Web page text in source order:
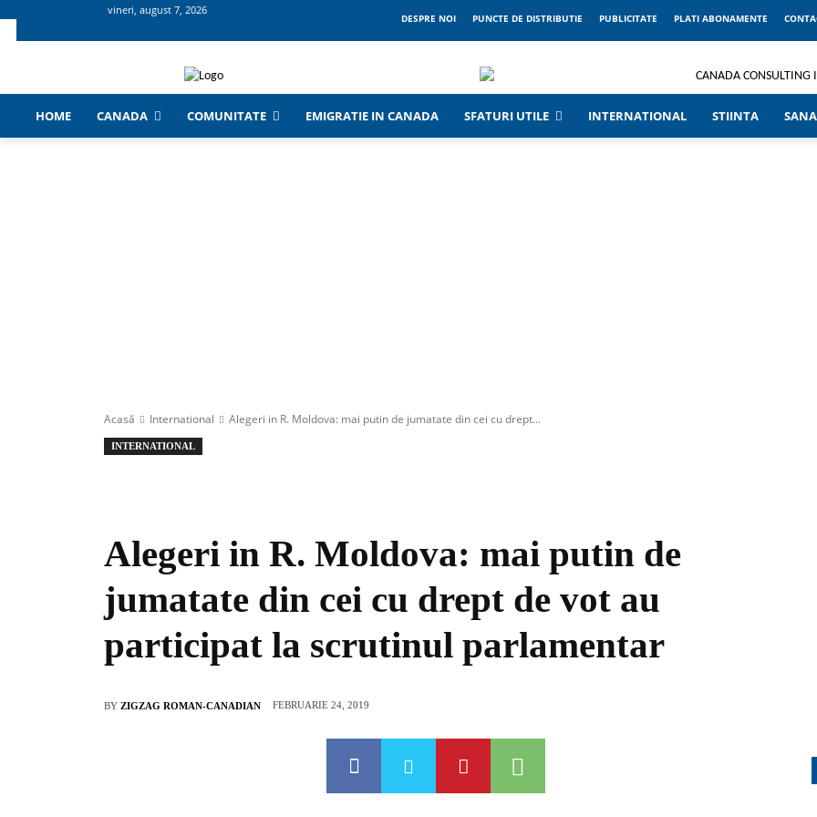
vineri, august 7, 2026
DESPRE NOI PUNCTE DE DISTRIBUTIE PUBLICITATE PLATI ABONAMENTE
HOME CANADA COMUNITATE EMIGRATIE IN CANADA SFATURI UTILE INTERNATIONAL STIINTA
Acasă International Alegeri in R. Moldova: mai putin de jumatate din cei cu drept...
INTERNATIONAL
Alegeri in R. Moldova: mai putin de
jumatate din cei cu drept de vot au
participat la scrutinul parlamentar
BY ZIGZAG ROMAN-CANADIAN FEBRUARIE 24, 2019